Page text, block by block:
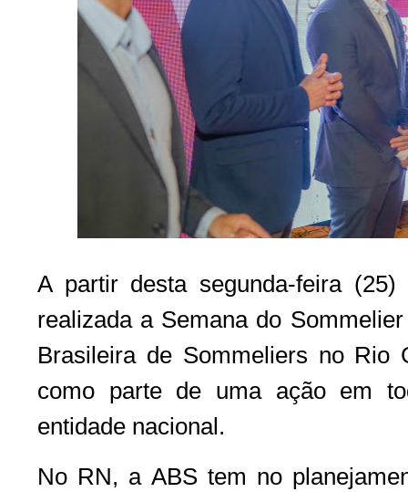
A partir desta segunda-feira
realizada a Semana do
Brasileira de Sommeliers no Rio
como parte de uma ação em
entidade nacional.
No RN, a ABS tem no